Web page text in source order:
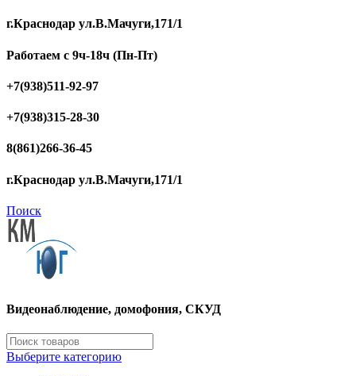
г.Краснодар ул.В.Мачуги,171/1
Работаем с 9ч-18ч (Пн-Пт)
+7(938)511-92-97
+7(938)315-28-30
8(861)266-36-45
г.Краснодар ул.В.Мачуги,171/1
Поиск
Видеонаблюдение, домофония, СКУД
Выберите категорию